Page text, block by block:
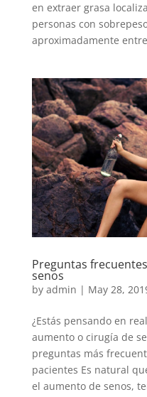
en extraer grasa
personas con
aproximadamente
Preguntas
senos
by admin | May 28,
¿Estás pensando en
aumento o cirugía de
preguntas más
pacientes Es natural
el aumento de senos,